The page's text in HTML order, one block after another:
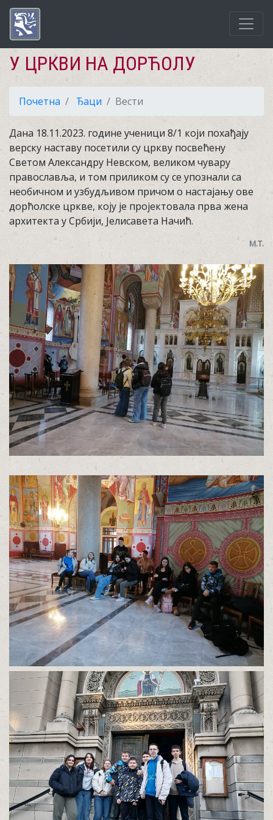
У ЦРКВИ НА ДОРЋОЛУ
Почетна Ђаци Вести
Дана 18.11.2023. године ученици 8/1 који похађају
верску наставу посетили су цркву посвећену
Светом Александру Невском, великом чувару
православља, и том приликом су се упознали са
необичном и узбудљивом причом о настајању ове
дорћолске цркве, коју је пројектовала прва жена
архитекта у Србији, Јелисавета Начић.
М.Т.